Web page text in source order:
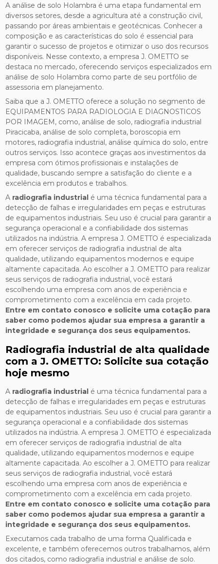
A análise de solo Holambra é uma etapa fundamental em
diversos setores, desde a agricultura até a construção civil,
passando por áreas ambientais e geotécnicas. Conhecer a
composição e as características do solo é essencial para
garantir o sucesso de projetos e otimizar o uso dos recursos
disponíveis. Nesse contexto, a empresa J. OMETTO se
destaca no mercado, oferecendo serviços especializados em
análise de solo Holambra como parte de seu portfólio de
assessoria em planejamento.
Saiba que a J. OMETTO oferece a solução no segmento de
EQUIPAMENTOS PARA RADIOLOGIA E DIAGNOSTICOS
POR IMAGEM, como, análise de solo, radiografia industrial
Piracicaba, análise de solo completa, boroscopia em
motores, radiografia industrial, análise química do solo, entre
outros serviços. Isso acontece graças aos investimentos da
empresa com ótimos profissionais e instalações de
qualidade, buscando sempre a satisfação do cliente e a
excelência em produtos e trabalhos.
A radiografia industrial é uma técnica fundamental para a
detecção de falhas e irregularidades em peças e estruturas
de equipamentos industriais. Seu uso é crucial para garantir a
segurança operacional e a confiabilidade dos sistemas
utilizados na indústria. A empresa J. OMETTO é especializada
em oferecer serviços de radiografia industrial de alta
qualidade, utilizando equipamentos modernos e equipe
altamente capacitada. Ao escolher a J. OMETTO para realizar
seus serviços de radiografia industrial, você estará
escolhendo uma empresa com anos de experiência e
comprometimento com a excelência em cada projeto.
Entre em contato conosco e solicite uma cotação para
saber como podemos ajudar sua empresa a garantir a
integridade e segurança dos seus equipamentos.
Radiografia industrial de alta qualidade
com a J. OMETTO: Solicite sua cotação
hoje mesmo
A radiografia industrial é uma técnica fundamental para a
detecção de falhas e irregularidades em peças e estruturas
de equipamentos industriais. Seu uso é crucial para garantir a
segurança operacional e a confiabilidade dos sistemas
utilizados na indústria. A empresa J. OMETTO é especializada
em oferecer serviços de radiografia industrial de alta
qualidade, utilizando equipamentos modernos e equipe
altamente capacitada. Ao escolher a J. OMETTO para realizar
seus serviços de radiografia industrial, você estará
escolhendo uma empresa com anos de experiência e
comprometimento com a excelência em cada projeto.
Entre em contato conosco e solicite uma cotação para
saber como podemos ajudar sua empresa a garantir a
integridade e segurança dos seus equipamentos.
Executamos cada trabalho de uma forma Qualificada e
excelente, e também oferecemos outros trabalhamos, além
dos citados, como radiografia industrial e análise de solo.